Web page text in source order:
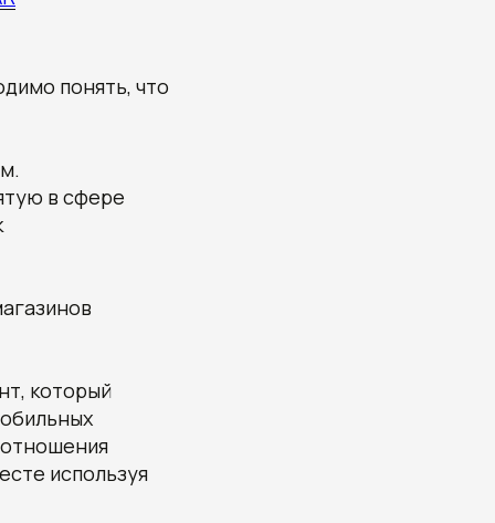
понять, что
в сфере
который
используя